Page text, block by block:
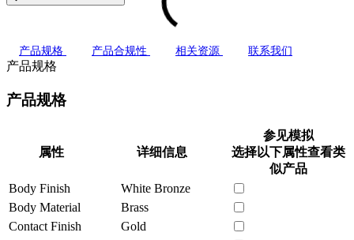
产品规格 产品合规性 相关资源 联系我们
产品规格
产品规格
属性 详细信息
参见模拟
选择以下属性查看类
似产品
Body Finish
White Bronze
Body Material
Brass
Contact Finish
Gold